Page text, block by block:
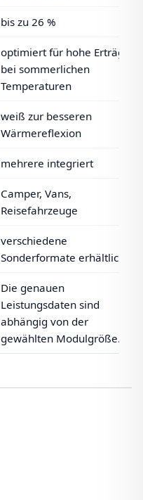
bis zu 26 %
optimiert für hohe Erträge
bei sommerlichen
Temperaturen
weiß zur besseren
Wärmereflexion
mehrere integriert
Camper, Vans,
Reisefahrzeuge
verschiedene
Sonderformate erhältlich
Die genauen
Leistungsdaten sind
abhängig von der
gewählten Modulgröße.